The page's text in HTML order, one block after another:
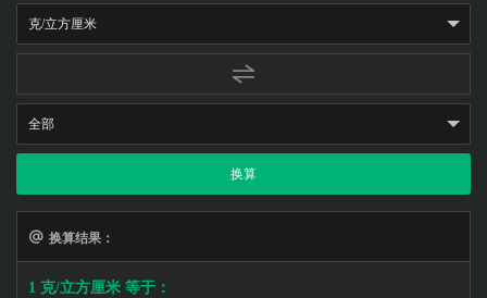
换算
换算结果：
1 克/立方厘米 等于：